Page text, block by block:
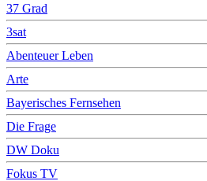
37 Grad
3sat
Abenteuer Leben
Arte
Bayerisches Fernsehen
Die Frage
DW Doku
Fokus TV